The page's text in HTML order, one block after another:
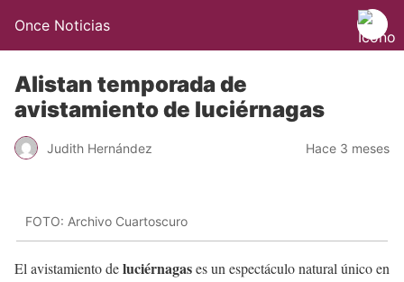
Once Noticias
Alistan temporada de
avistamiento de luciérnagas
Judith Hernández Hace 3 meses
FOTO: Archivo Cuartoscuro
El avistamiento deluciérnagases un espectáculo natural único en